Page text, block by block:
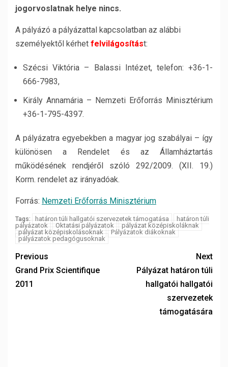
jogorvoslatnak helye nincs.
A pályázó a pályázattal kapcsolatban az alábbi
személyektől kérhet felvilágosítást:
Szécsi Viktória – Balassi Intézet, telefon: +36-1-
666-7983,
Király Annamária – Nemzeti Erőforrás Minisztérium
+36-1-795-4397.
A pályázatra egyebekben a magyar jog szabályai – így
különösen a Rendelet és az Államháztartás
működésének rendjéről szóló 292/2009. (XII. 19.)
Korm. rendelet az irányadóak.
Forrás: Nemzeti Erőforrás Minisztérium
Tags: határon túli hallgatói szervezetek támogatása
határon túli
pályázatok
Oktatási pályázatok
pályázat középiskoláknak
pályázat középiskolásoknak
Pályázatok diákoknak
pályázatok pedagógusoknak
Previous
Grand Prix Scientifique
2011
Next
Pályázat határon túli
hallgatói hallgatói
szervezetek
támogatására